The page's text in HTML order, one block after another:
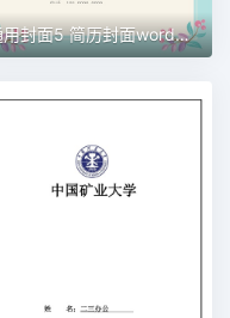
通用封面5 简历封面word模板